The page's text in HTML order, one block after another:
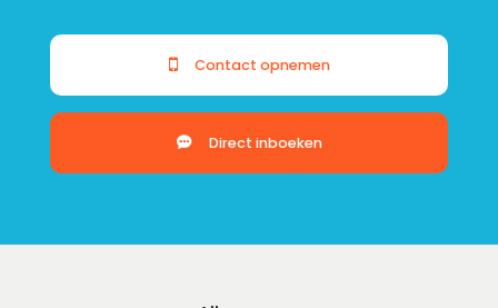
Contact opnemen
Direct inboeken